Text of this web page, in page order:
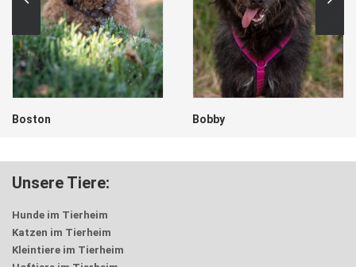
Boston Bobby
Unsere Tiere:
Hunde im Tierheim
Katzen im Tierheim
Kleintiere im Tierheim